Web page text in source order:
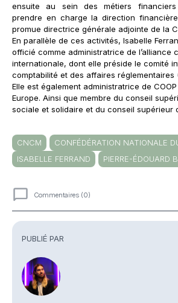
PUBLIÉ PAR
ensuite au sein des métiers financiers
prendre en charge la direction financière
promue directrice générale adjointe de la
En parallèle de ces activités, Isabelle
officié comme administratrice de l’alliance
internationale, dont elle préside le comité
comptabilité et des affaires réglementaires
Elle est également administratrice de COOP
Europe. Ainsi que membre du conseil
sociale et solidaire et du conseil supérieur
CNCM
CONFÉDÉRATION NATIONALE
ISABELLE FERRAND
PIERRE-ÉDOUARD
Commentaires (0)